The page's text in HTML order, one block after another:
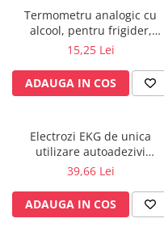
Injectomate
CPAP si AUTOCPAP
Instalatii gaze medicinale
Statii gaze medicinale
Prize gaze medicinale
Regulatoare presiune gaze
medicinale
Butelii gaze medicale
Termometru analogic cu
alcool, pentru frigider,
congelator, vitrina frigorifica -
15,25 Lei
ADAUGA IN COS
Electrozi EKG de unica
utilizare autoadezivi
36x40mm cu capsa, pachet
39,66 Lei
ADAUGA IN COS